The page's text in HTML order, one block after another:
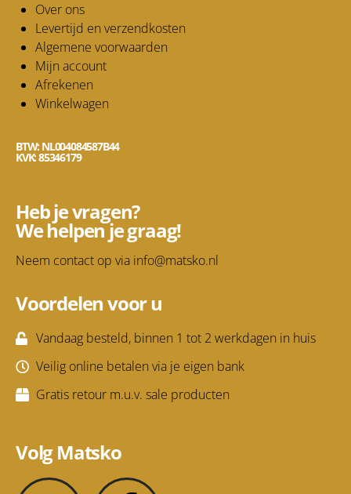
Over ons
Levertijd en verzendkosten
Algemene voorwaarden
Mijn account
Afrekenen
Winkelwagen
BTW: NL004084587B44
KVK: 85346179
Heb je vragen?
We helpen je graag!
Neem contact op via info@matsko.nl
Voordelen voor u
Vandaag besteld, binnen 1 tot 2 werkdagen in huis
Veilig online betalen via je eigen bank
Gratis retour m.u.v. sale producten
Volg Matsko